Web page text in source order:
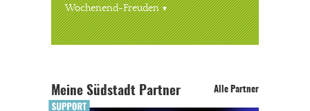
Wochenend-Freuden
Meine Südstadt Partner Alle Partner